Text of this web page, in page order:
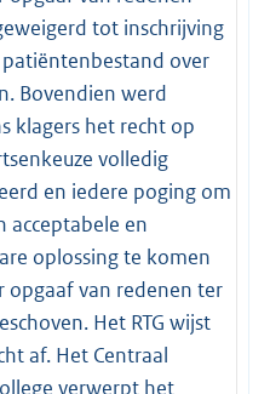
tot inschrijving
over
Bovendien werd
klagers het recht op
volledig
en iedere poging om
acceptabele en
oplossing te komen
opgaaf van redenen ter
Het RTG wijst
af. Het Centraal
verwerpt het